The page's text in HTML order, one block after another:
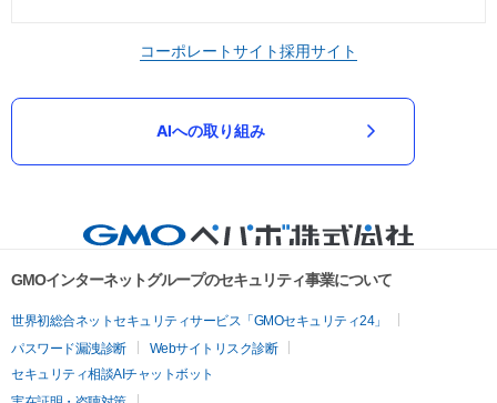
コーポレートサイト採用サイト
AIへの取り組み
GMOインターネットグループのセキュリティ事業について
世界初総合ネットセキュリティサービス「GMOセキュリティ24」
パスワード漏洩診断
Webサイトリスク診断
セキュリティ相談AIチャットボット